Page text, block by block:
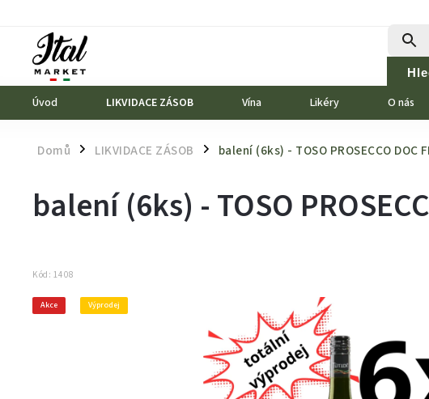
Úvod LIKVIDACE ZÁSOB Vína Likéry O nás
Domů / LIKVIDACE ZÁSOB / balení (6ks) - TOSO PROSECCO DOC
balení (6ks) - TOSO
Kód: 1408
Akce Výprodej